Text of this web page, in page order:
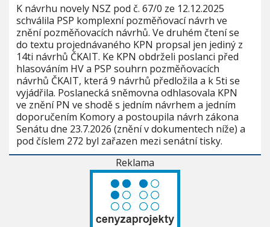
K návrhu novely NSZ pod č. 67/0 ze 12.12.2025
schválila PSP komplexní pozměňovací návrh ve
znění pozměňovacích návrhů. Ve druhém čtení se
do textu projednávaného KPN propsal jen jediný z
14ti návrhů ČKAIT. Ke KPN obdrželi poslanci před
hlasováním HV a PSP souhrn pozměňovacích
návrhů ČKAIT, která 9 návrhů předložila a k 5ti se
vyjádřila. Poslanecká sněmovna odhlasovala KPN
ve znění PN ve shodě s jedním návrhem a jedním
doporučením Komory a postoupila návrh zákona
Senátu dne 23.7.2026 (znění v dokumentech níže) a
pod číslem 272 byl zařazen mezi senátní tisky.
Reklama